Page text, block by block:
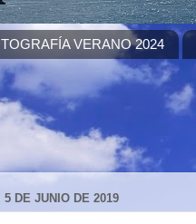
VERANO 2024
5 DE JUNIO DE 2019